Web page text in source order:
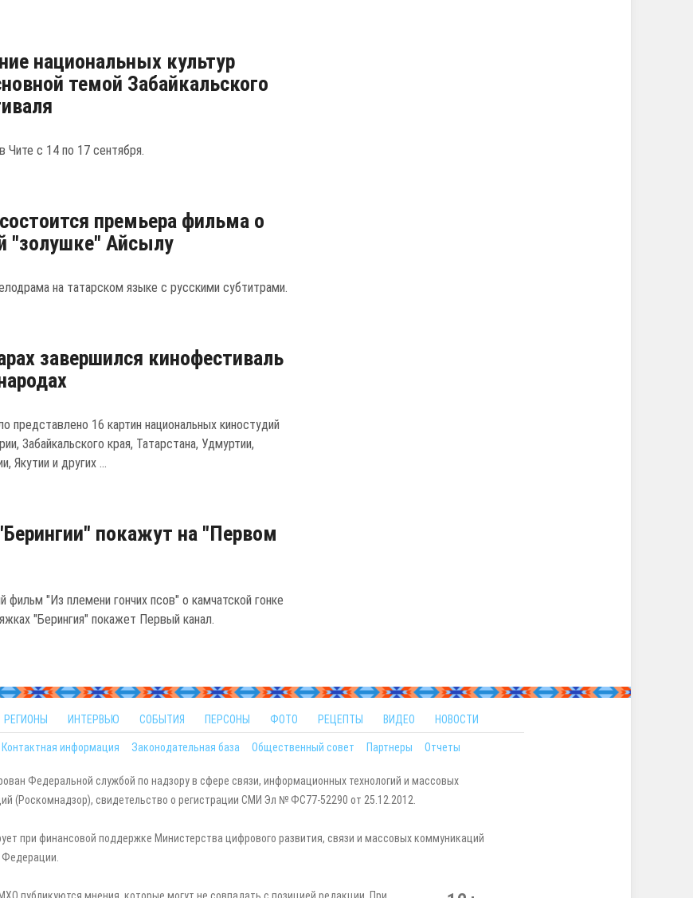
национальных культур
темой Забайкальского
с 14 по 17 сентября.
премьера фильма о
"золушке" Айсылу
на татарском языке с русскими субтитрами.
завершился кинофестиваль
представлено 16 картин национальных киностудий
Забайкальского края, Татарстана, Удмуртии,
Якутии и других ...
покажут на "Первом
фильм "Из племени гончих псов" о камчатской гонке
"Берингия" покажет Первый канал.
РЕГИОНЫ ИНТЕРВЬЮ СОБЫТИЯ ПЕРСОНЫ ФОТО РЕЦЕПТЫ ВИДЕО НОВОСТИ
Контактная информация Законодательная база Общественный совет Партнеры Отчеты
Федеральной службой по надзору в сфере связи, информационных технологий и массовых
(Роскомнадзор), свидетельство о регистрации СМИ Эл № ФС77-52290 от 25.12.2012.
при финансовой поддержке Министерства цифрового развития, связи и массовых коммуникаций